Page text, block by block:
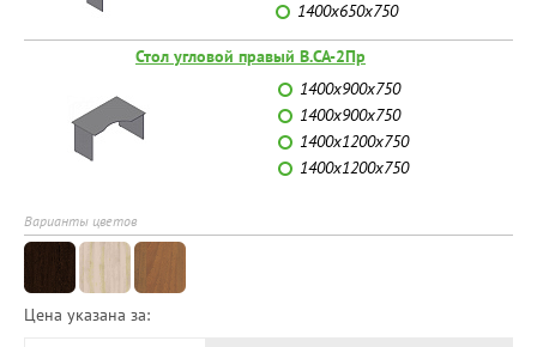
1400х650х750
Стол угловой правый В.СА-2Пр
1400х900х750
1400х900х750
1400х1200х750
1400х1200х750
Варианты цветов
Цена указана за: